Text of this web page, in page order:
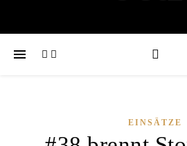
EINSÄTZE